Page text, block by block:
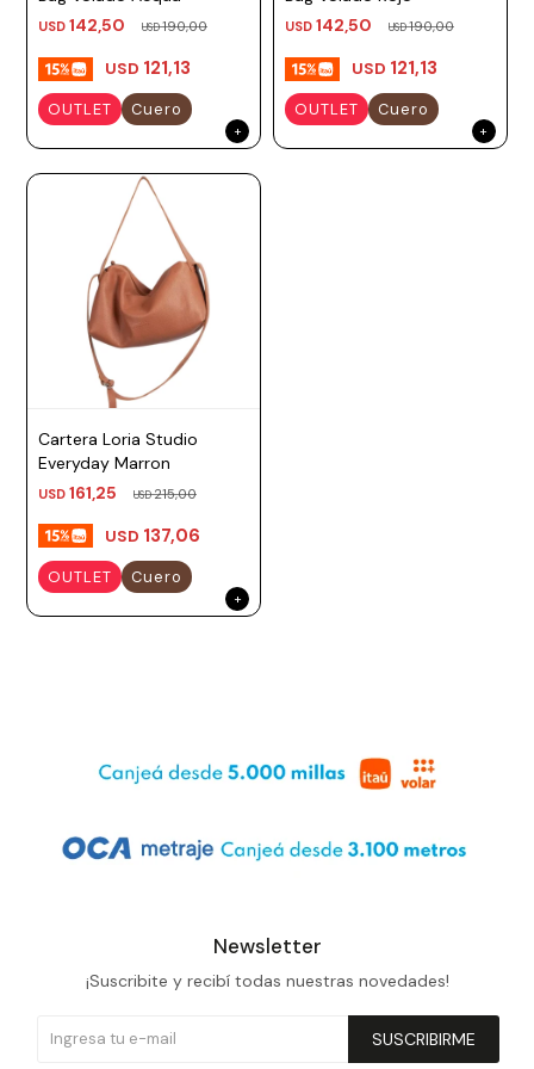
USD 142,50 USD190,00
USD 121,13
OUTLET Cuero
USD 142,50 USD190,00
USD 121,13
OUTLET Cuero
Cartera Loria Studio
Everyday Marron
USD 161,25 USD215,00
USD 137,06
OUTLET Cuero
Newsletter
¡Suscribite y recibí todas nuestras novedades!
SUSCRIBIRME
Prune
Mistral
Camelbak